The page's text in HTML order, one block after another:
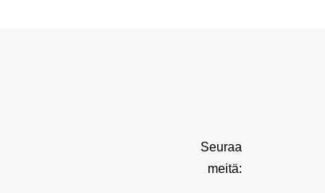
Seuraa
meitä: